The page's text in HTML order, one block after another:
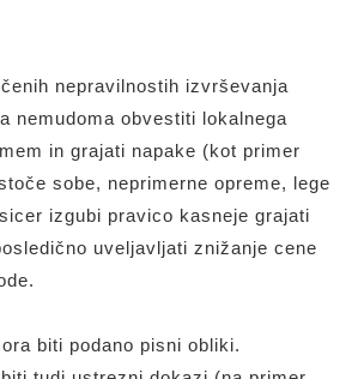
nepravilnostih izvrševanja
nemudoma obvestiti lokalnega
in grajati napake (kot primer
sobe, neprimerne opreme, lege
izgubi pravico kasneje grajati
uveljavljati znižanje cene
biti podano pisni obliki.